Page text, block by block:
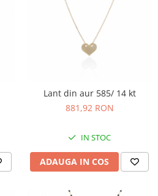
Lant din aur 585/ 14 kt
881,92 RON
IN STOC
ADAUGA IN COS